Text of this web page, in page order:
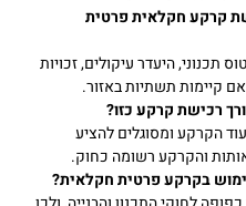
קרקע חקלאית פרטית
תכנוני, היעדר עיקולים, זכויות
קיימות תשתיות באזור.
רכישת קרקע כזו?
הקרקע ומסוגלים להציע
והקרקע רשומה כחוק.
בקרקע פרטית חקלאית?